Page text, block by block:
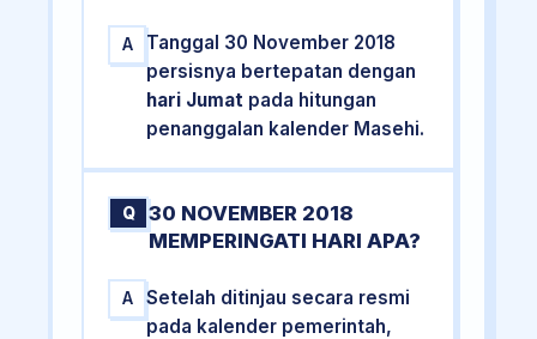
A
Tanggal 30 November 2018
persisnya bertepatan dengan
hari Jumat pada hitungan
penanggalan kalender Masehi.
Q
30 NOVEMBER 2018
MEMPERINGATI HARI APA?
A
Setelah ditinjau secara resmi
pada kalender pemerintah,